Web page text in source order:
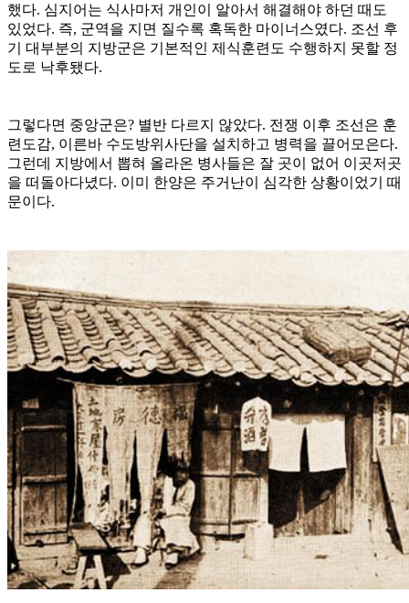
했다. 심지어는 식사마저 개인이 알아서 해결해야 하던 때도
있었다. 즉, 군역을 지면 질수록 혹독한 마이너스였다. 조선 후
기 대부분의 지방군은 기본적인 제식훈련도 수행하지 못할 정
도로 낙후됐다.
그렇다면 중앙군은? 별반 다르지 않았다. 전쟁 이후 조선은 훈
련도감, 이른바 수도방위사단을 설치하고 병력을 끌어모은다.
그런데 지방에서 뽑혀 올라온 병사들은 잘 곳이 없어 이곳저곳
을 떠돌아다녔다. 이미 한양은 주거난이 심각한 상황이었기 때
문이다.